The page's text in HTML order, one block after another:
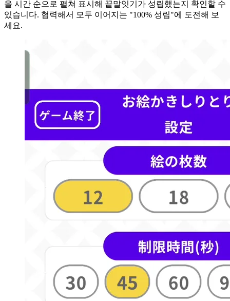
을 시간 순으로 펼쳐 표시해 끝말잇기가 성립했는지 확인할 수
있습니다. 협력해서 모두 이어지는 "100% 성립"에 도전해 보
세요.